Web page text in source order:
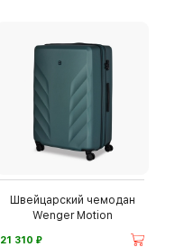
Швейцарский чемодан
Wenger Motion
21 310 ⃏